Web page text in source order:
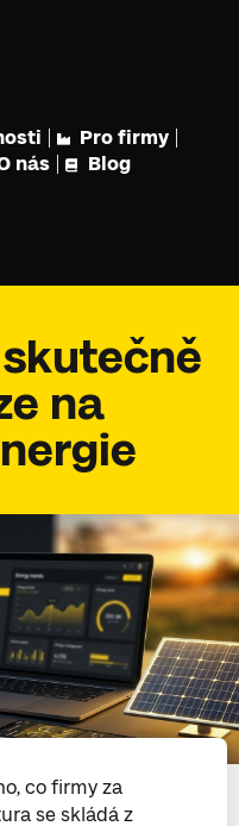
Pro firmy
nás Blog
na
co firmy za
se skládá z